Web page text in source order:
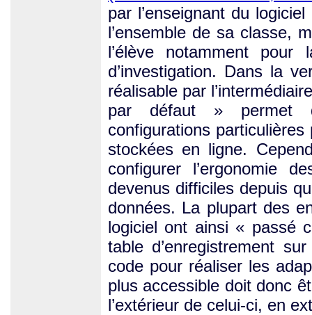
par l’enseignant du
l’ensemble de sa classe,
l’élève notamment
d’investigation. Dans la
réalisable par
par défaut » permet
configurations
stockées en ligne.
configurer l’ergonomie
devenus difficiles depuis
données. La plupart des
logiciel ont ainsi « passé
table d’enregistrement
code pour réaliser les
plus accessible doit donc
l’extérieur de celui-ci, en